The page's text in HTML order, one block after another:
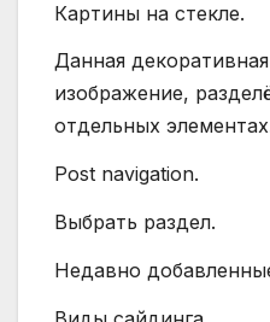
Картины на стекле.
Данная
изображение,
отдельных
Post navigation.
Выбрать раздел.
Недавно